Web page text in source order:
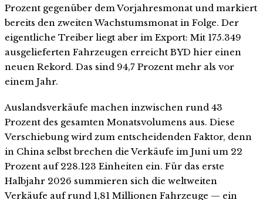
Prozent gegenüber dem Vorjahresmonat und markiert
bereits den zweiten Wachstumsmonat in Folge. Der
eigentliche Treiber liegt aber im Export: Mit 175.349
ausgelieferten Fahrzeugen erreicht BYD hier einen
neuen Rekord. Das sind 94,7 Prozent mehr als vor
einem Jahr.
Auslandsverkäufe machen inzwischen rund 43
Prozent des gesamten Monatsvolumens aus. Diese
Verschiebung wird zum entscheidenden Faktor, denn
in China selbst brechen die Verkäufe im Juni um 22
Prozent auf 228.123 Einheiten ein. Für das erste
Halbjahr 2026 summieren sich die weltweiten
Verkäufe auf rund 1,81 Millionen Fahrzeuge — ein